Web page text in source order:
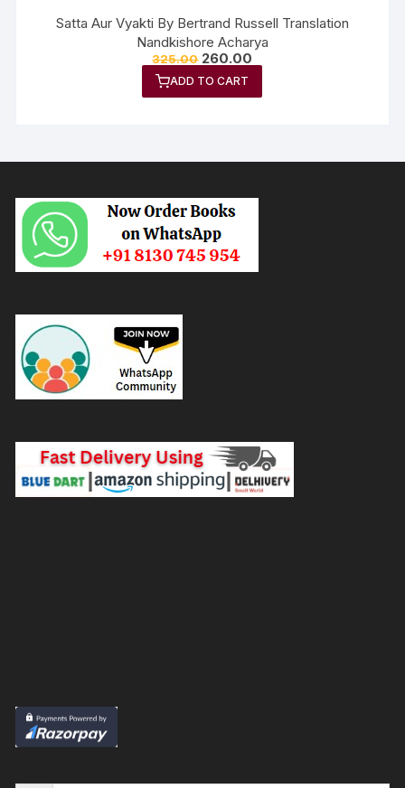
Satta Aur Vyakti By Bertrand Russell Translation
Nandkishore Acharya
325.00 260.00
ADD TO CART